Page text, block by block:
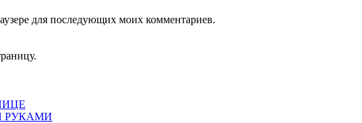
для последующих моих комментариев.
РУКАМИ